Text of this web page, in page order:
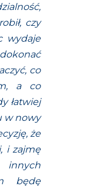
czy
wydaje
co
a co
łatwiej
w nowy
że
i zajmę
innych
będę